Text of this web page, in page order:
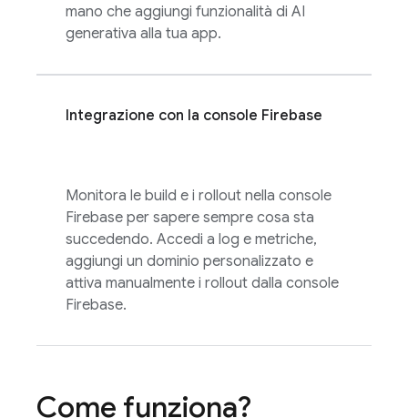
mano che aggiungi funzionalità di AI
generativa alla tua app.
Integrazione con la console Firebase
Monitora le build e i rollout nella console
Firebase per sapere sempre cosa sta
succedendo. Accedi a log e metriche,
aggiungi un dominio personalizzato e
attiva manualmente i rollout dalla console
Firebase.
Come funziona?